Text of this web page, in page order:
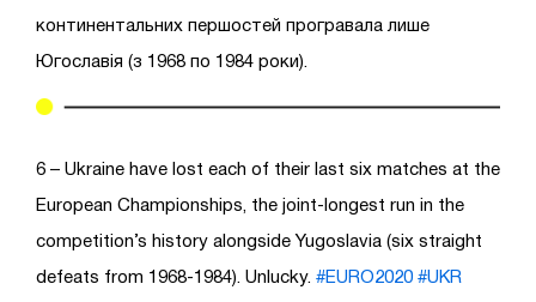
континентальних першостей програвала лише
Югославія (з 1968 по 1984 роки).
6 – Ukraine have lost each of their last six matches at the
European Championships, the joint-longest run in the
competition’s history alongside Yugoslavia (six straight
defeats from 1968-1984). Unlucky. #EURO2020 #UKR